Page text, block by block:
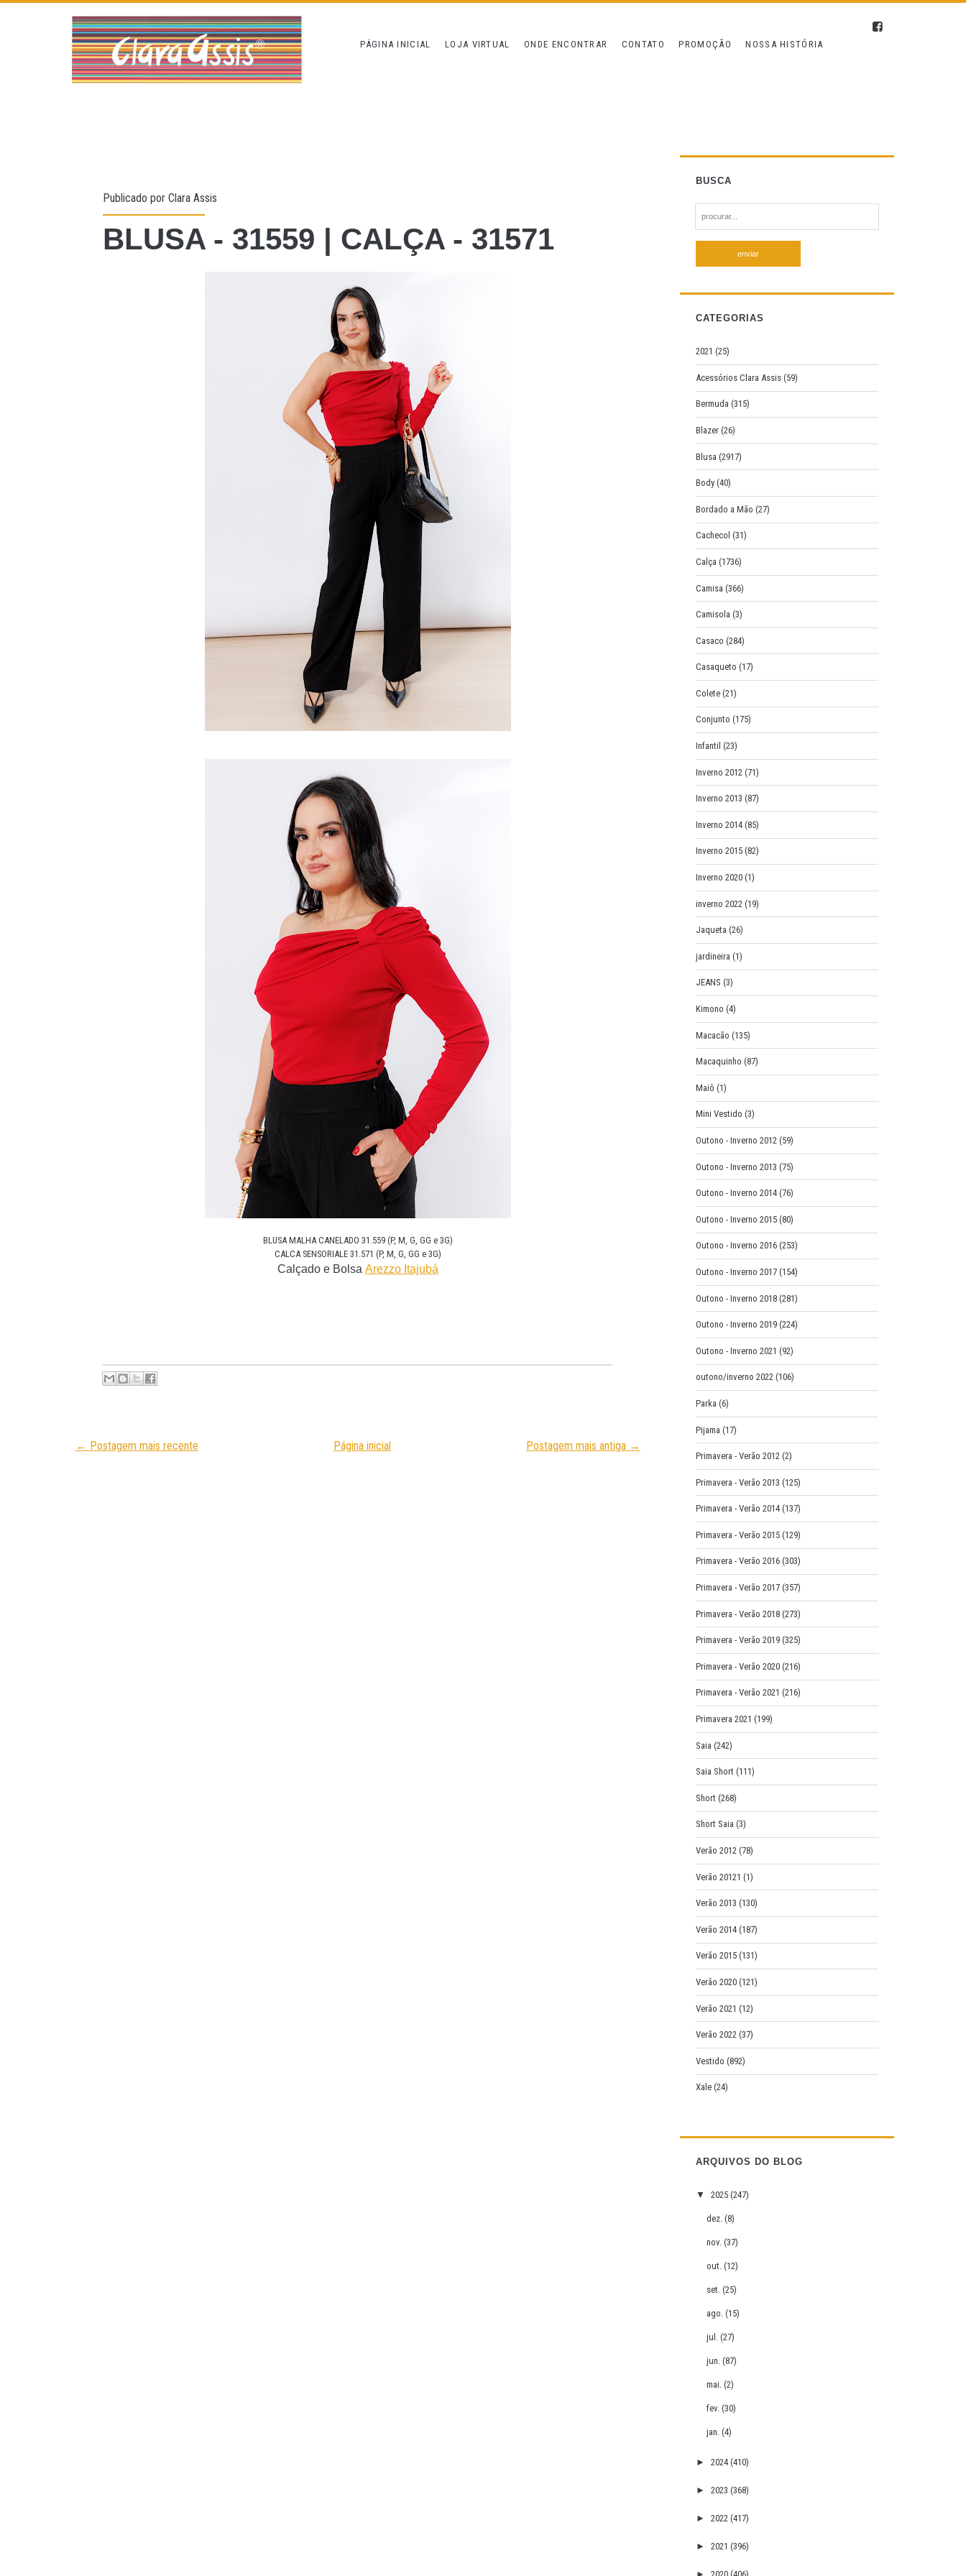
PÁGINA INICIAL LOJA VIRTUAL ONDE ENCONTRAR CONTATO PROMOÇÃO NOSSA HISTÓRIA
Publicado porClara Assis
BLUSA - 31559 | CALÇA - 31571
BLUSA MALHA CANELADO 31.559 (P, M, G, GG e 3G)
CALCA SENSORIALE 31.571 (P, M, G, GG e 3G)
Calçado e Bolsa Arezzo Itajubá
← Postagem mais recente Postagem mais antiga →
Página inicial
BUSCA
e
h
f
r
:
CATEGORIAS
2021 (25)
Acessórios Clara Assis (59)
Bermuda (315)
Blazer (26)
Blusa (2917)
Body (40)
Bordado a Mão (27)
Cachecol (31)
Calça (1736)
Camisa (366)
Camisola (3)
Casaco (284)
Casaqueto (17)
Colete (21)
Conjunto (175)
Infantil (23)
Inverno 2012 (71)
Inverno 2013 (87)
Inverno 2014 (85)
Inverno 2015 (82)
Inverno 2020 (1)
inverno 2022 (19)
Jaqueta (26)
jardineira (1)
JEANS (3)
Kimono (4)
Macacão (135)
Macaquinho (87)
Maiô (1)
Mini Vestido (3)
Outono - Inverno 2012 (59)
Outono - Inverno 2013 (75)
Outono - Inverno 2014 (76)
Outono - Inverno 2015 (80)
Outono - Inverno 2016 (253)
Outono - Inverno 2017 (154)
Outono - Inverno 2018 (281)
Outono - Inverno 2019 (224)
Outono - Inverno 2021 (92)
outono/inverno 2022 (106)
Parka (6)
Pijama (17)
Primavera - Verão 2012 (2)
Primavera - Verão 2013 (125)
Primavera - Verão 2014 (137)
Primavera - Verão 2015 (129)
Primavera - Verão 2016 (303)
Primavera - Verão 2017 (357)
Primavera - Verão 2018 (273)
Primavera - Verão 2019 (325)
Primavera - Verão 2020 (216)
Primavera - Verão 2021 (216)
Primavera 2021 (199)
Saia (242)
Saia Short (111)
Short (268)
Short Saia (3)
Verão 2012 (78)
Verão 20121 (1)
Verão 2013 (130)
Verão 2014 (187)
Verão 2015 (131)
Verão 2020 (121)
Verão 2021 (12)
Verão 2022 (37)
Vestido (892)
Xale (24)
ARQUIVOS DO BLOG
▼ 2025 (247)
dez.(8)
nov.(37)
out.(12)
set.(25)
ago.(15)
jul.(27)
jun.(87)
mai.(2)
fev.(30)
jan.(4)
► 2024 (410)
► 2023 (368)
► 2022 (417)
► 2021 (396)